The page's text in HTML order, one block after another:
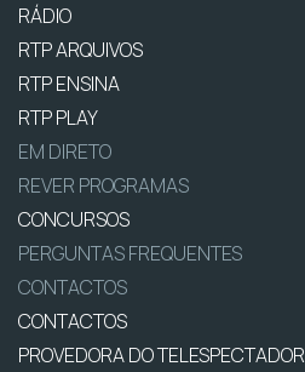
RÁDIO
RTP ARQUIVOS
RTP ENSINA
RTP PLAY
EM DIRETO
REVER PROGRAMAS
CONCURSOS
PERGUNTAS FREQUENTES
CONTACTOS
CONTACTOS
PROVEDORA DO TELESPECTADOR